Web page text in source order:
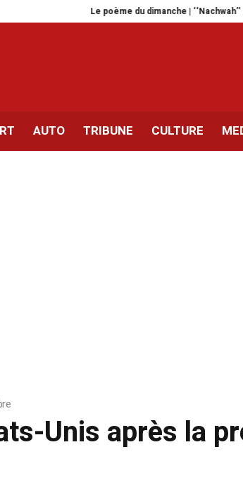
Le poème du dimanche | ‘‘Nachwah’’ (1) de
AUTO TRIBUNE CULTURE
Unis après la